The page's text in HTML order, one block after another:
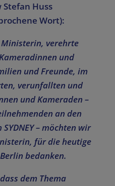
Stefan Huss
Wort):
Ministerin, verehrte
und
und Freunde, im
verunfallten und
und Kameraden –
an den
– möchten wir
für die heutige
bedanken.
dem Thema